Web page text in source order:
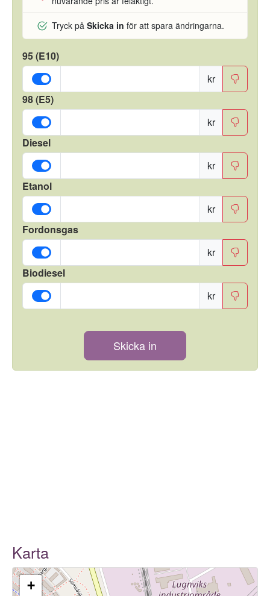
Tryck på Skicka in för att spara ändringarna.
95 (E10)
kr
98 (E5)
kr
Diesel
kr
Etanol
kr
Fordonsgas
kr
Biodiesel
kr
Skicka in
Karta
+